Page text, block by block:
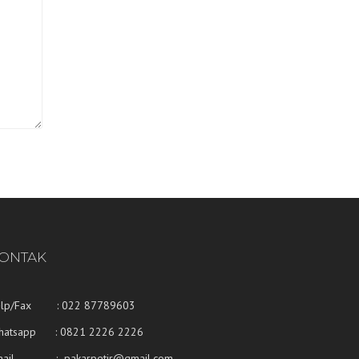
Fax : 022 87789603
: 0821 2226 2226